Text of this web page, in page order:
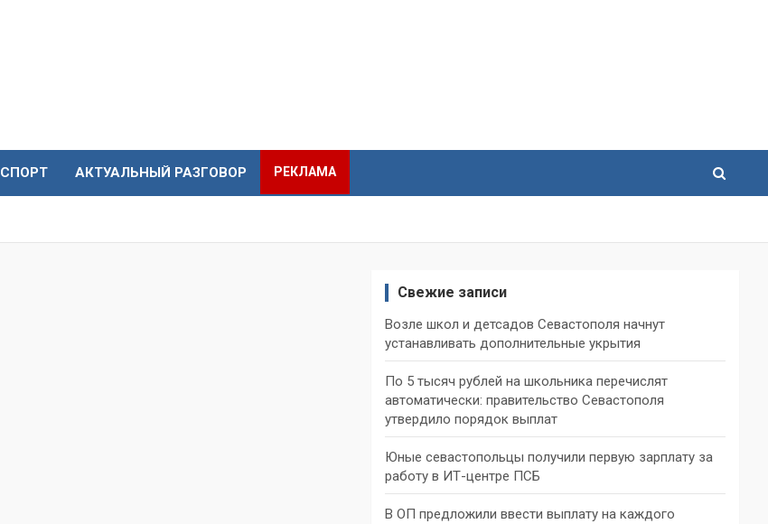
СПОРТ АКТУАЛЬНЫЙ РАЗГОВОР РЕКЛАМА
Свежие записи
Возле школ и детсадов Севастополя начнут
устанавливать дополнительные укрытия
По 5 тысяч рублей на школьника перечислят
автоматически: правительство Севастополя
утвердило порядок выплат
Юные севастопольцы получили первую зарплату за
работу в ИТ-центре ПСБ
В ОП предложили ввести выплату на каждого